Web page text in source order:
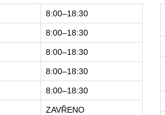
8:00–18:30
8:00–18:30
8:00–18:30
8:00–18:30
8:00–18:30
ZAVŘENO